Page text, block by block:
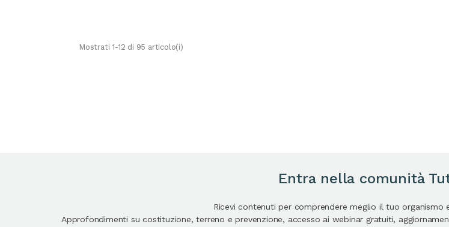
Mostrati 1-12 di 95 articolo(i)
Entra nella comunità
Ricevi contenuti per comprendere meglio il tuo
Approfondimenti su costituzione, terreno e prevenzione, accesso ai webinar gratuiti,